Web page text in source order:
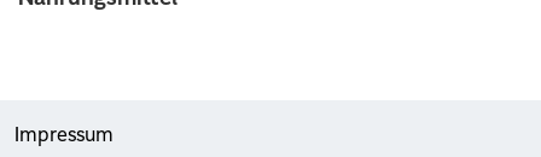
Impressum